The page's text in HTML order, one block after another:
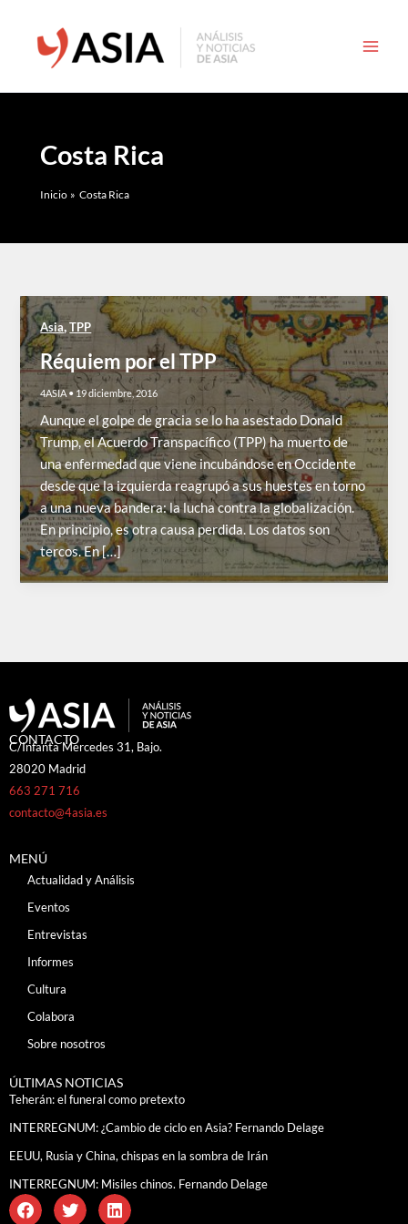
contenido
Costa Rica
Inicio Costa Rica
Asia,TPP
Réquiem por el TPP
4ASIA• 19 diciembre, 2016
Aunque el golpe de gracia se lo ha asestado Donald
Trump, el Acuerdo Transpacífico (TPP) ha muerto de
una enfermedad que viene incubándose en Occidente
desde que la izquierda reagrupó a sus huestes en torno
a una nueva bandera: la lucha contra la globalización.
En principio, es otra causa perdida. Los datos son
tercos. En […]
CONTACTO
C/Infanta Mercedes 31, Bajo.
28020 Madrid
663 271 716
contacto@4asia.es
MENÚ
Actualidad y Análisis
Eventos
Entrevistas
Informes
Cultura
Colabora
Sobre nosotros
ÚLTIMAS NOTICIAS
Teherán: el funeral como pretexto
INTERREGNUM: ¿Cambio de ciclo en Asia? Fernando Delage
EEUU, Rusia y China, chispas en la sombra de Irán
INTERREGNUM: Misiles chinos. Fernando Delage